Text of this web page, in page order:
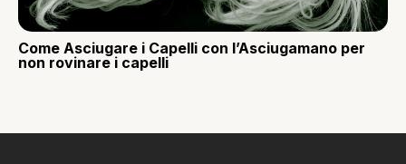
Come Asciugare i Capelli con l’Asciugamano per
non rovinare i capelli